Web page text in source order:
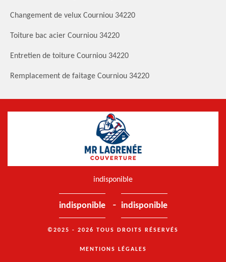
Changement de velux Courniou 34220
Toiture bac acier Courniou 34220
Entretien de toiture Courniou 34220
Remplacement de faitage Courniou 34220
indisponible
indisponible - indisponible
©2025 - 2026 TOUS DROITS RÉSERVÉS
MENTIONS LÉGALES